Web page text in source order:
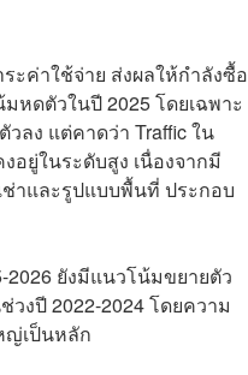
ะค่าใช้จ่าย ส่งผลให้กำลังซื้อ
หดตัวในปี 2025 โดยเฉพาะ
ลง แต่คาดว่า Traffic ใน
ยู่ในระดับสูง เนื่องจากมี
าและรูปแบบพื้นที่ ประกอบ
ยังมีแนวโน้มขยายตัว
วงปี 2022-2024 โดยความ
ญ่เป็นหลัก